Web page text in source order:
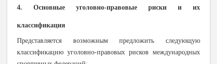
4. Основные уголовно-правовые риски и их
классификация
Представляется возможным предложить следующую
классификацию уголовно-правовых рисков международных